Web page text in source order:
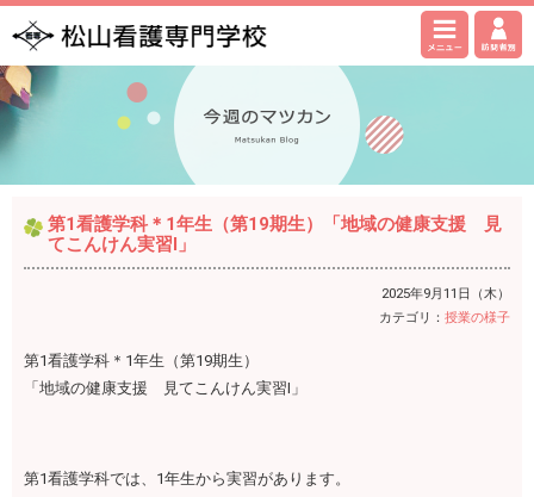
第1看護学科＊1年生（第19期生）「地域の健康支援 見
てこんけん実習Ⅰ」
2025年9月11日（木）
カテゴリ： 授業の様子
第1看護学科＊1年生（第19期生）
「地域の健康支援 見てこんけん実習Ⅰ」
第1看護学科では、1年生から実習があります。